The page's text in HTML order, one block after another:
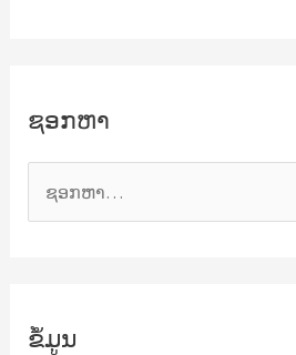
ຊອກຫາ
າ
ຂໍ້ມູນ